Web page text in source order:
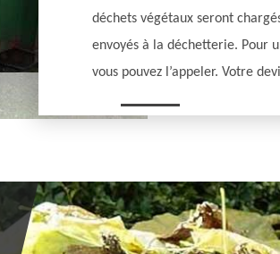
déchets végétaux seront
envoyés à la déchetterie. Pour
vous pouvez l’appeler. Votre